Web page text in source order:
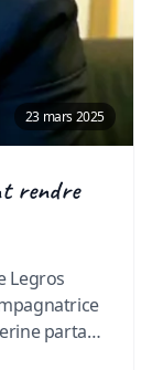
23 mars 2025
rendre
Legros
partage